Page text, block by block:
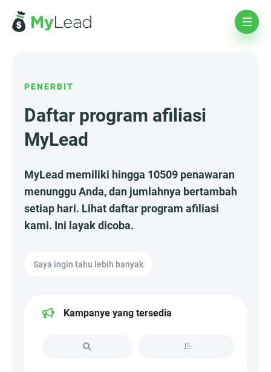
PENERBIT
Daftar program afiliasi
MyLead
MyLead memiliki hingga 10509 penawaran
menunggu Anda, dan jumlahnya bertambah
setiap hari. Lihat daftar program afiliasi
kami. Ini layak dicoba.
Saya ingin tahu lebih banyak
Kampanye yang tersedia